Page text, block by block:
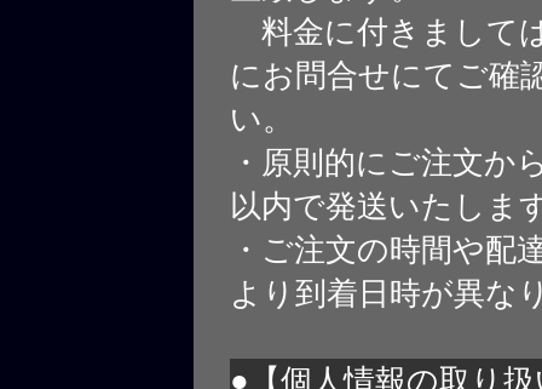
料金に付きまして
にお問合せにてご確
い。
・原則的にご注文か
以内で発送いたしま
・ご注文の時間や配
より到着日時が異な
●【個人情報の取り